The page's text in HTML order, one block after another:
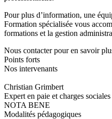
Pour plus d’information, une
Formation spécialisée vous
formations et la gestion
Nous contacter pour en savoir
Points forts
Nos intervenants
Christian Grimbert
Expert en paie et charges sociales
NOTA BENE
Modalités pédagogiques